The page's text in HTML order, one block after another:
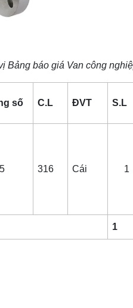
Bảng báo giá Van công
số C.L ĐVT S.L
316 Cái 1
1